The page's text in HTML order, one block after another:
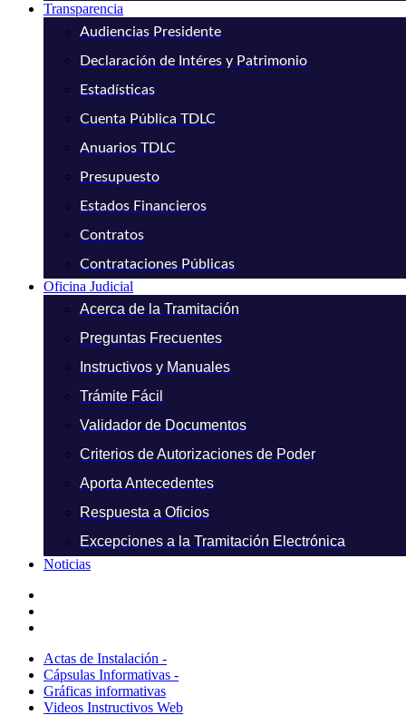
Transparencia
Audiencias Presidente
Declaración de Intéres y Patrimonio
Estadísticas
Cuenta Pública TDLC
Anuarios TDLC
Presupuesto
Estados Financieros
Contratos
Contrataciones Públicas
Oficina Judicial
Acerca de la Tramitación
Preguntas Frecuentes
Instructivos y Manuales
Trámite Fácil
Validador de Documentos
Criterios de Autorizaciones de Poder
Aporta Antecedentes
Respuesta a Oficios
Excepciones a la Tramitación Electrónica
Noticias
Actas de Instalación -
Cápsulas Informativas -
Gráficas informativas
Videos Instructivos Web